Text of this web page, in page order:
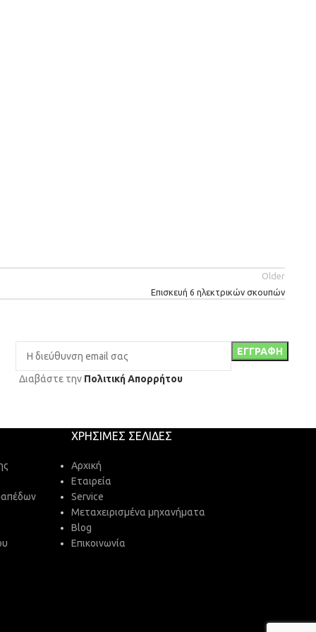
Older
Επισκευή 6 ηλεκτρικών σκουπών
Διαβάστε την Πολιτική Απορρήτου
ΧΡΉΣΙΜΕΣ ΣΕΛΊΔΕΣ
Αρχική
Εταιρεία
Service
Μεταχειρισμένα μηχανήματα
Blog
Επικοινωνία